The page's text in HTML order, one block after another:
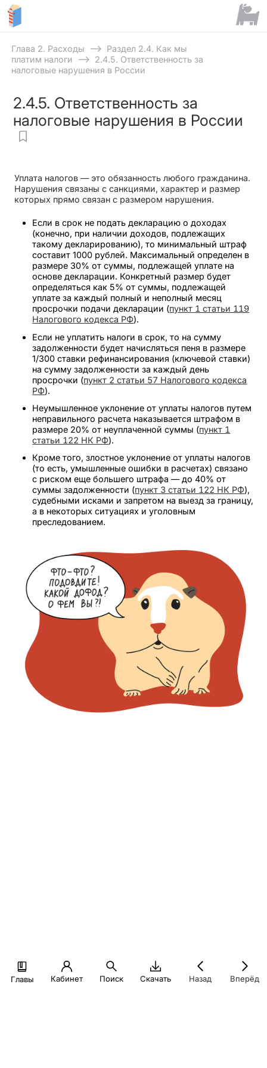
Главы Кабинет Поиск Скачать Назад Вперёд
Глава 2. Расходы ⟶ Раздел 2.4. Как мы
платим налоги
⟶ 2.4.5. Ответственность за
налоговые нарушения в России
2.4.5. Ответственность за
налоговые нарушения в России
Уплата налогов — это обязанность любого гражданина.
Нарушения связаны с санкциями, характер и размер
которых прямо связан с размером нарушения.
Если в срок не подать декларацию о доходах
(конечно, при наличии доходов, подлежащих
такому декларированию), то минимальный штраф
составит 1000 рублей. Максимальный определен в
размере 30% от суммы, подлежащей уплате на
основе декларации. Конкретный размер будет
определяться как 5% от суммы, подлежащей
уплате за каждый полный и неполный месяц
просрочки подачи декларации (пункт 1 статьи 119
Налогового кодекса РФ).
Если не уплатить налоги в срок, то на сумму
задолженности будет начисляться пеня в размере
1/300 ставки рефинансирования (ключевой ставки)
на сумму задолженности за каждый день
просрочки (пункт 2 статьи 57 Налогового кодекса
РФ).
Неумышленное уклонение от уплаты налогов путем
неправильного расчета наказывается штрафом в
размере 20% от неуплаченной суммы (пункт 1
статьи 122 НК РФ).
Кроме того, злостное уклонение от уплаты налогов
(то есть, умышленные ошибки в расчетах) связано
с риском еще большего штрафа — до 40% от
суммы задолженности (пункт 3 статьи 122 НК РФ),
судебными исками и запретом на выезд за границу,
а в некоторых ситуациях и уголовным
преследованием.